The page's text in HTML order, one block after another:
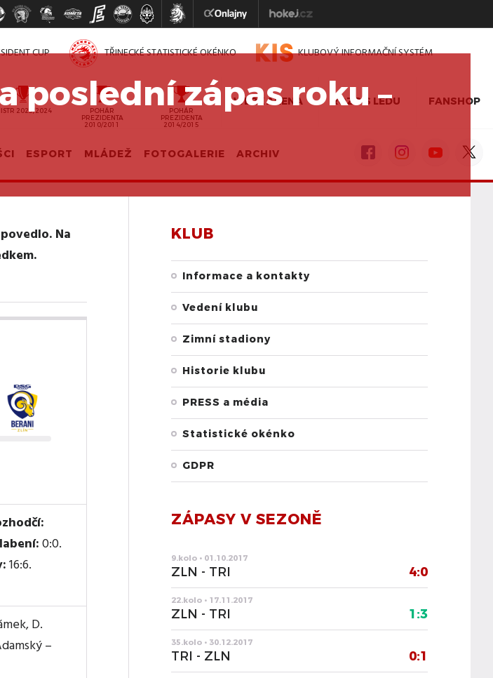
CUP TŘINECKÉ STATISTICKÉ OKÉNKO KLUBOVÝ INFORMAČNÍ SYSTÉM
2023/2024
POHÁR
PREZIDENTA
2010/2011
POHÁR
PREZIDENTA
2014/2015
WERK ARENA ROZPIS LEDU FANSHOP
ESPORT MLÁDEŽ FOTOGALERIE ARCHIV
poslední zápas roku –
Na
0:0.
16:6.
D.
–
KLUB
Informace a kontakty
Vedení klubu
Zimní stadiony
Historie klubu
PRESS a média
Statistické okénko
GDPR
ZÁPASY V SEZONĚ
9.kolo • 01.10.2017
ZLN - TRI 4:0
22.kolo • 17.11.2017
ZLN - TRI 1:3
35.kolo • 30.12.2017
TRI - ZLN 0:1